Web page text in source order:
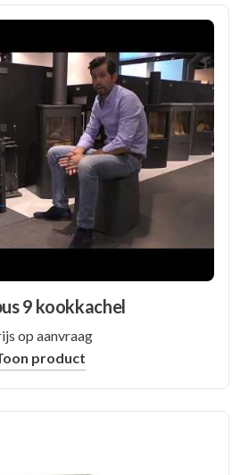
9 kookkachel
op aanvraag
product